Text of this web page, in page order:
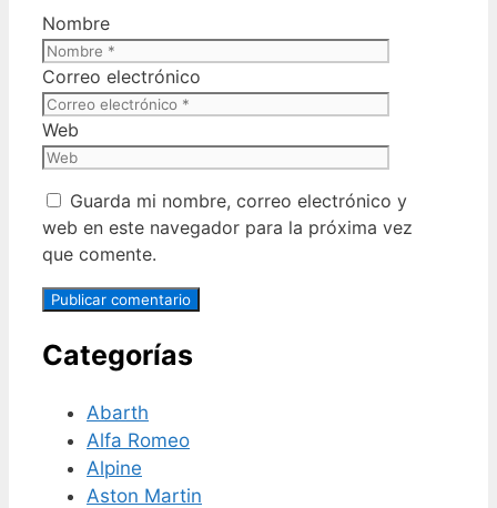
Nombre
Correo electrónico
Web
Guarda mi nombre, correo electrónico y
web en este navegador para la próxima vez
que comente.
Categorías
Abarth
Alfa Romeo
Alpine
Aston Martin